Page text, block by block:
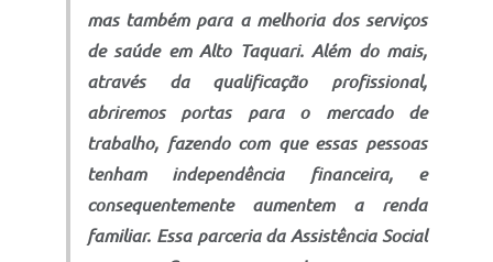
mas também para a melhoria dos serviços
de saúde em Alto Taquari. Além do mais,
através da qualificação profissional,
abriremos portas para o mercado de
trabalho, fazendo com que essas pessoas
tenham independência financeira, e
consequentemente aumentem a renda
familiar. Essa parceria da Assistência Social